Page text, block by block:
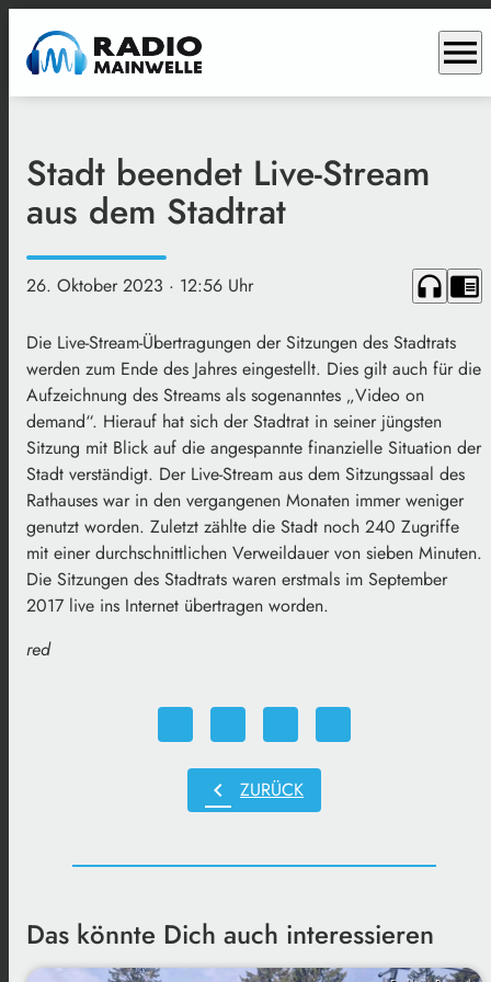
menu
Stadt beendet Live-Stream
aus dem Stadtrat
26. Oktober 2023 · 12:56 Uhr headphones chrome_reader_mode
Die Live-Stream-Übertragungen der Sitzungen des Stadtrats
werden zum Ende des Jahres eingestellt. Dies gilt auch für die
Aufzeichnung des Streams als sogenanntes „Video on
demand“. Hierauf hat sich der Stadtrat in seiner jüngsten
Sitzung mit Blick auf die angespannte finanzielle Situation der
Stadt verständigt. Der Live-Stream aus dem Sitzungssaal des
Rathauses war in den vergangenen Monaten immer weniger
genutzt worden. Zuletzt zählte die Stadt noch 240 Zugriffe
mit einer durchschnittlichen Verweildauer von sieben Minuten.
Die Sitzungen des Stadtrats waren erstmals im September
2017 live ins Internet übertragen worden.
red
chevron_left ZURÜCK
Das könnte Dich auch interessieren